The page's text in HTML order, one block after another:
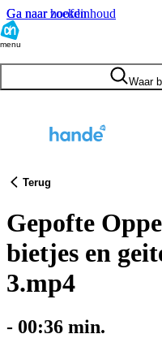
Ga naar hoofdinhoud
Ga naar zoeken
menu
Waar
Terug
Gepofte
bietjes en
3.mp4
- 00:36 min.